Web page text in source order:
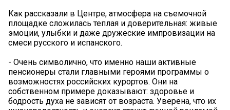
Как рассказали в Центре, атмосфера на съемочной
площадке сложилась теплая и доверительная: живые
эмоции, улыбки и даже дружеские импровизации на
смеси русского и испанского.
- Очень символично, что именно наши активные
пенсионеры стали главными героями программы о
возможностях российских курортов. Они на
собственном примере доказывают: здоровье и
бодрость духа не зависят от возраста. Уверена, что их